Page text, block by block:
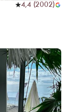
4,4 (2002)